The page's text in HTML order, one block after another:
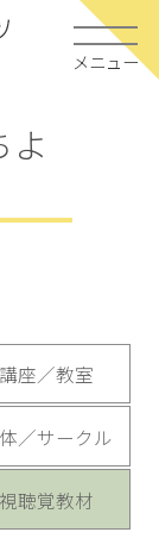
メニュー
よ
講座／教室
／サークル
視聴覚教材